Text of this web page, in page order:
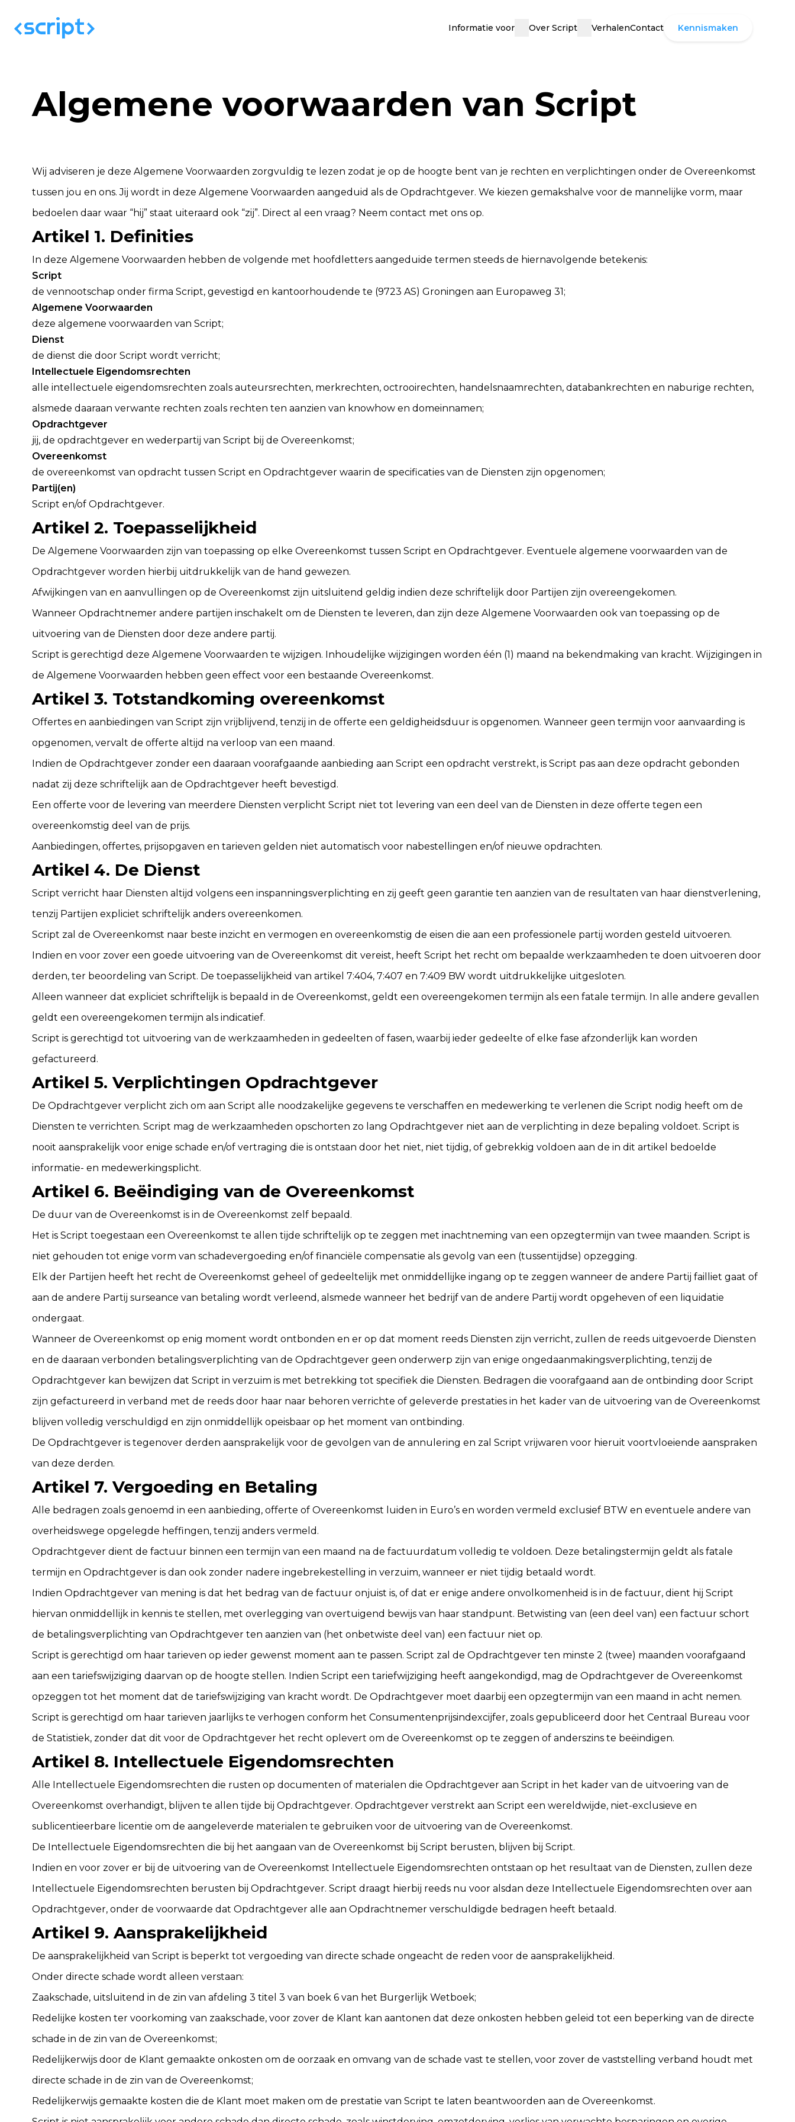
Informatie voor Over Script VerhalenContact Kennismaken
Algemene voorwaarden van Script
Wij adviseren je deze Algemene Voorwaarden zorgvuldig te lezen zodat je op de hoogte bent van je rechten en verplichtingen onder de Overeenkomst
tussen jou en ons. Jij wordt in deze Algemene Voorwaarden aangeduid als de Opdrachtgever. We kiezen gemakshalve voor de mannelijke vorm, maar
bedoelen daar waar “hij” staat uiteraard ook “zij”. Direct al een vraag? Neem contact met ons op.
Artikel 1. Definities
In deze Algemene Voorwaarden hebben de volgende met hoofdletters aangeduide termen steeds de hiernavolgende betekenis:
Script
de vennootschap onder firma Script, gevestigd en kantoorhoudende te (9723 AS) Groningen aan Europaweg 31;
Algemene Voorwaarden
deze algemene voorwaarden van Script;
Dienst
de dienst die door Script wordt verricht;
Intellectuele Eigendomsrechten
alle intellectuele eigendomsrechten zoals auteursrechten, merkrechten, octrooirechten, handelsnaamrechten, databankrechten en naburige rechten,
alsmede daaraan verwante rechten zoals rechten ten aanzien van knowhow en domeinnamen;
Opdrachtgever
jij, de opdrachtgever en wederpartij van Script bij de Overeenkomst;
Overeenkomst
de overeenkomst van opdracht tussen Script en Opdrachtgever waarin de specificaties van de Diensten zijn opgenomen;
Partij(en)
Script en/of Opdrachtgever.
Artikel 2. Toepasselijkheid
De Algemene Voorwaarden zijn van toepassing op elke Overeenkomst tussen Script en Opdrachtgever. Eventuele algemene voorwaarden van de
Opdrachtgever worden hierbij uitdrukkelijk van de hand gewezen.
Afwijkingen van en aanvullingen op de Overeenkomst zijn uitsluitend geldig indien deze schriftelijk door Partijen zijn overeengekomen.
Wanneer Opdrachtnemer andere partijen inschakelt om de Diensten te leveren, dan zijn deze Algemene Voorwaarden ook van toepassing op de
uitvoering van de Diensten door deze andere partij.
Script is gerechtigd deze Algemene Voorwaarden te wijzigen. Inhoudelijke wijzigingen worden één (1) maand na bekendmaking van kracht. Wijzigingen in
de Algemene Voorwaarden hebben geen effect voor een bestaande Overeenkomst.
Artikel 3. Totstandkoming overeenkomst
Offertes en aanbiedingen van Script zijn vrijblijvend, tenzij in de offerte een geldigheidsduur is opgenomen. Wanneer geen termijn voor aanvaarding is
opgenomen, vervalt de offerte altijd na verloop van een maand.
Indien de Opdrachtgever zonder een daaraan voorafgaande aanbieding aan Script een opdracht verstrekt, is Script pas aan deze opdracht gebonden
nadat zij deze schriftelijk aan de Opdrachtgever heeft bevestigd.
Een offerte voor de levering van meerdere Diensten verplicht Script niet tot levering van een deel van de Diensten in deze offerte tegen een
overeenkomstig deel van de prijs.
Aanbiedingen, offertes, prijsopgaven en tarieven gelden niet automatisch voor nabestellingen en/of nieuwe opdrachten.
Artikel 4. De Dienst
Script verricht haar Diensten altijd volgens een inspanningsverplichting en zij geeft geen garantie ten aanzien van de resultaten van haar dienstverlening,
tenzij Partijen expliciet schriftelijk anders overeenkomen.
Script zal de Overeenkomst naar beste inzicht en vermogen en overeenkomstig de eisen die aan een professionele partij worden gesteld uitvoeren.
Indien en voor zover een goede uitvoering van de Overeenkomst dit vereist, heeft Script het recht om bepaalde werkzaamheden te doen uitvoeren door
derden, ter beoordeling van Script. De toepasselijkheid van artikel 7:404, 7:407 en 7:409 BW wordt uitdrukkelijke uitgesloten.
Alleen wanneer dat expliciet schriftelijk is bepaald in de Overeenkomst, geldt een overeengekomen termijn als een fatale termijn. In alle andere gevallen
geldt een overeengekomen termijn als indicatief.
Script is gerechtigd tot uitvoering van de werkzaamheden in gedeelten of fasen, waarbij ieder gedeelte of elke fase afzonderlijk kan worden
gefactureerd.
Artikel 5. Verplichtingen Opdrachtgever
De Opdrachtgever verplicht zich om aan Script alle noodzakelijke gegevens te verschaffen en medewerking te verlenen die Script nodig heeft om de
Diensten te verrichten. Script mag de werkzaamheden opschorten zo lang Opdrachtgever niet aan de verplichting in deze bepaling voldoet. Script is
nooit aansprakelijk voor enige schade en/of vertraging die is ontstaan door het niet, niet tijdig, of gebrekkig voldoen aan de in dit artikel bedoelde
informatie- en medewerkingsplicht.
Artikel 6. Beëindiging van de Overeenkomst
De duur van de Overeenkomst is in de Overeenkomst zelf bepaald.
Het is Script toegestaan een Overeenkomst te allen tijde schriftelijk op te zeggen met inachtneming van een opzegtermijn van twee maanden. Script is
niet gehouden tot enige vorm van schadevergoeding en/of financiële compensatie als gevolg van een (tussentijdse) opzegging.
Elk der Partijen heeft het recht de Overeenkomst geheel of gedeeltelijk met onmiddellijke ingang op te zeggen wanneer de andere Partij failliet gaat of
aan de andere Partij surseance van betaling wordt verleend, alsmede wanneer het bedrijf van de andere Partij wordt opgeheven of een liquidatie
ondergaat.
Wanneer de Overeenkomst op enig moment wordt ontbonden en er op dat moment reeds Diensten zijn verricht, zullen de reeds uitgevoerde Diensten
en de daaraan verbonden betalingsverplichting van de Opdrachtgever geen onderwerp zijn van enige ongedaanmakingsverplichting, tenzij de
Opdrachtgever kan bewijzen dat Script in verzuim is met betrekking tot specifiek die Diensten. Bedragen die voorafgaand aan de ontbinding door Script
zijn gefactureerd in verband met de reeds door haar naar behoren verrichte of geleverde prestaties in het kader van de uitvoering van de Overeenkomst
blijven volledig verschuldigd en zijn onmiddellijk opeisbaar op het moment van ontbinding.
De Opdrachtgever is tegenover derden aansprakelijk voor de gevolgen van de annulering en zal Script vrijwaren voor hieruit voortvloeiende aanspraken
van deze derden.
Artikel 7. Vergoeding en Betaling
Alle bedragen zoals genoemd in een aanbieding, offerte of Overeenkomst luiden in Euro’s en worden vermeld exclusief BTW en eventuele andere van
overheidswege opgelegde heffingen, tenzij anders vermeld.
Opdrachtgever dient de factuur binnen een termijn van een maand na de factuurdatum volledig te voldoen. Deze betalingstermijn geldt als fatale
termijn en Opdrachtgever is dan ook zonder nadere ingebrekestelling in verzuim, wanneer er niet tijdig betaald wordt.
Indien Opdrachtgever van mening is dat het bedrag van de factuur onjuist is, of dat er enige andere onvolkomenheid is in de factuur, dient hij Script
hiervan onmiddellijk in kennis te stellen, met overlegging van overtuigend bewijs van haar standpunt. Betwisting van (een deel van) een factuur schort
de betalingsverplichting van Opdrachtgever ten aanzien van (het onbetwiste deel van) een factuur niet op.
Script is gerechtigd om haar tarieven op ieder gewenst moment aan te passen. Script zal de Opdrachtgever ten minste 2 (twee) maanden voorafgaand
aan een tariefswijziging daarvan op de hoogte stellen. Indien Script een tariefwijziging heeft aangekondigd, mag de Opdrachtgever de Overeenkomst
opzeggen tot het moment dat de tariefswijziging van kracht wordt. De Opdrachtgever moet daarbij een opzegtermijn van een maand in acht nemen.
Script is gerechtigd om haar tarieven jaarlijks te verhogen conform het Consumentenprijsindexcijfer, zoals gepubliceerd door het Centraal Bureau voor
de Statistiek, zonder dat dit voor de Opdrachtgever het recht oplevert om de Overeenkomst op te zeggen of anderszins te beëindigen.
Artikel 8. Intellectuele Eigendomsrechten
Alle Intellectuele Eigendomsrechten die rusten op documenten of materialen die Opdrachtgever aan Script in het kader van de uitvoering van de
Overeenkomst overhandigt, blijven te allen tijde bij Opdrachtgever. Opdrachtgever verstrekt aan Script een wereldwijde, niet-exclusieve en
sublicentieerbare licentie om de aangeleverde materialen te gebruiken voor de uitvoering van de Overeenkomst.
De Intellectuele Eigendomsrechten die bij het aangaan van de Overeenkomst bij Script berusten, blijven bij Script.
Indien en voor zover er bij de uitvoering van de Overeenkomst Intellectuele Eigendomsrechten ontstaan op het resultaat van de Diensten, zullen deze
Intellectuele Eigendomsrechten berusten bij Opdrachtgever. Script draagt hierbij reeds nu voor alsdan deze Intellectuele Eigendomsrechten over aan
Opdrachtgever, onder de voorwaarde dat Opdrachtgever alle aan Opdrachtnemer verschuldigde bedragen heeft betaald.
Artikel 9. Aansprakelijkheid
De aansprakelijkheid van Script is beperkt tot vergoeding van directe schade ongeacht de reden voor de aansprakelijkheid.
Onder directe schade wordt alleen verstaan:
Zaakschade, uitsluitend in de zin van afdeling 3 titel 3 van boek 6 van het Burgerlijk Wetboek;
Redelijke kosten ter voorkoming van zaakschade, voor zover de Klant kan aantonen dat deze onkosten hebben geleid tot een beperking van de directe
schade in de zin van de Overeenkomst;
Redelijkerwijs door de Klant gemaakte onkosten om de oorzaak en omvang van de schade vast te stellen, voor zover de vaststelling verband houdt met
directe schade in de zin van de Overeenkomst;
Redelijkerwijs gemaakte kosten die de Klant moet maken om de prestatie van Script te laten beantwoorden aan de Overeenkomst.